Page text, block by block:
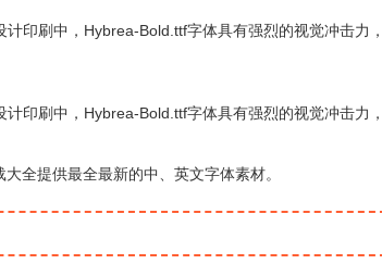
印刷中，Hybrea-Bold.ttf字体具有强烈的视觉冲击力，
印刷中，Hybrea-Bold.ttf字体具有强烈的视觉冲击力，
全提供最全最新的中、英文字体素材。